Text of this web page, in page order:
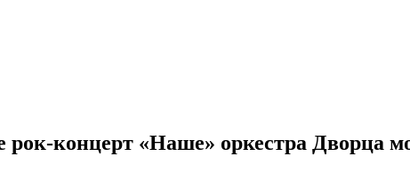
концерт «Наше» оркестра Дворца